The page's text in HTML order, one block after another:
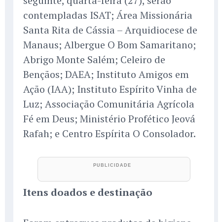
contempladas ISAT; Área Missionária
Santa Rita de Cássia – Arquidiocese de
Manaus; Albergue O Bom Samaritano;
Abrigo Monte Salém; Celeiro de
Bençãos; DAEA; Instituto Amigos em
Ação (IAA); Instituto Espírito Vinha de
Luz; Associação Comunitária Agrícola
Fé em Deus; Ministério Profético Jeová
Rafah; e Centro Espírita O Consolador.
Itens doados e destinação